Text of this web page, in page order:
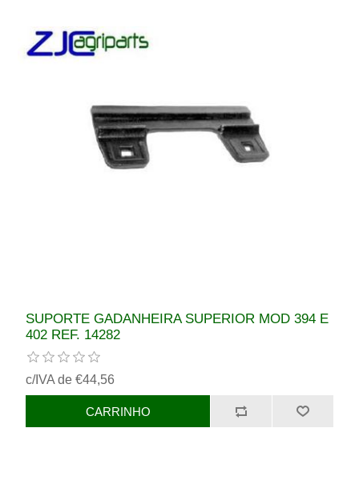
SUPORTE GADANHEIRA SUPERIOR MOD 394 E
402 REF. 14282
c/IVA de €44,56